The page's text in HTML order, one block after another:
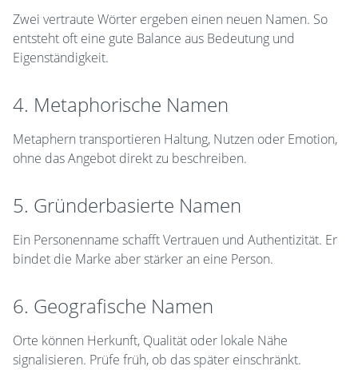
Zwei vertraute Wörter ergeben einen neuen Namen. So
entsteht oft eine gute Balance aus Bedeutung und
Eigenständigkeit.
4. Metaphorische Namen
Metaphern transportieren Haltung, Nutzen oder Emotion,
ohne das Angebot direkt zu beschreiben.
5. Gründerbasierte Namen
Ein Personenname schafft Vertrauen und Authentizität. Er
bindet die Marke aber stärker an eine Person.
6. Geografische Namen
Orte können Herkunft, Qualität oder lokale Nähe
signalisieren. Prüfe früh, ob das später einschränkt.